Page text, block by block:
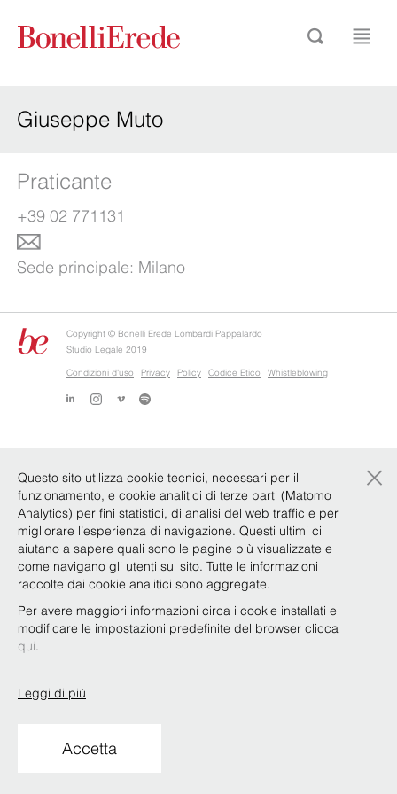
Giuseppe Muto
Praticante
+39 02 771131
Sede principale: Milano
Copyright © Bonelli Erede Lombardi Pappalardo
Studio Legale 2019
Condizioni d'uso
Privacy Policy Codice Etico Whistleblowing
Questo sito utilizza cookie tecnici, necessari per il
funzionamento, e cookie analitici di terze parti (Matomo
Analytics) per fini statistici, di analisi del web traffic e per
migliorare l’esperienza di navigazione. Questi ultimi ci
aiutano a sapere quali sono le pagine più visualizzate e
come navigano gli utenti sul sito. Tutte le informazioni
raccolte dai cookie analitici sono aggregate.
Per avere maggiori informazioni circa i cookie installati e
modificare le impostazioni predefinite del browser clicca
qui.
Leggi di più
Accetta
×